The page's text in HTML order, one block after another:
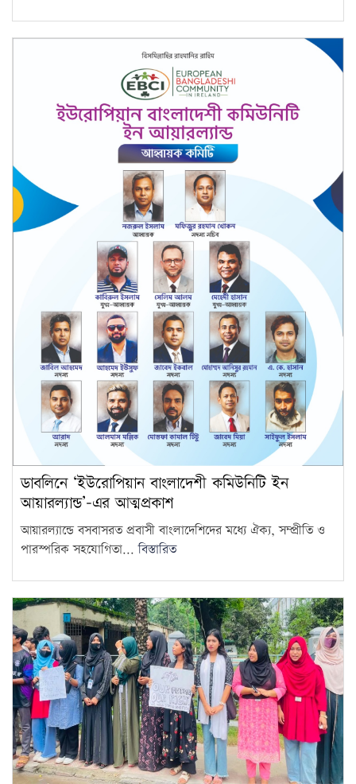
10
জুলাইকে ভুলিয়ে দেওয়ার সংগ্রাম
শুরু হয়েছে: জামায়াত আমির
৫ আগস্ট ঘিরে দেশজুড়ে কঠোর
নিরাপত্তা ব্যবস্থা
13
ভবদহে জলাবদ্ধতার স্থায়ী সমাধানের
দাবিতে যশোরে অবস্থান কর্মসূচি
গাজীপুরে পরীক্ষায় অসদুপায়: ৩০
শিক্ষার্থী বহিষ্কার
15
সরকারি দপ্তরে এআই ব্যবহারে যে
নির্দেশনা মন্ত্রিপরিষদ বিভাগের
ডাবলিনে ‘ইউরোপিয়ান বাংলাদেশী কমিউনিটি ইন
আয়ারল্যান্ড’-এর আত্মপ্রকাশ
আয়ারল্যান্ডে বসবাসরত প্রবাসী বাংলাদেশিদের মধ্যে ঐক্য, সম্প্রীতি ও
পারস্পরিক সহযোগিতা...বিস্তারিত